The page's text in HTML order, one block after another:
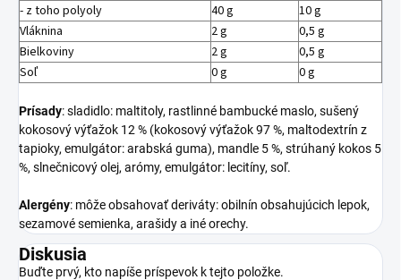
- z toho polyoly
40 g
10 g
Vláknina
2 g
0,5 g
Bielkoviny
2 g
0,5 g
Soľ
0 g 0 g
Prísady:sladidlo: maltitoly, rastlinné bambucké maslo, sušený
kokosový výťažok 12 % (kokosový výťažok 97 %, maltodextrín z
tapioky, emulgátor: arabská guma), mandle 5 %, strúhaný kokos 5
%, slnečnicový olej, arómy, emulgátor: lecitíny, soľ.
Alergény: môže obsahovať deriváty: obilnín obsahujúcich lepok,
sezamové semienka, arašidy a iné orechy.
Diskusia
Buďte prvý, kto napíše príspevok k tejto položke.